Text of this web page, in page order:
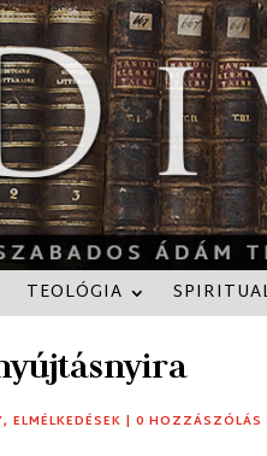
TEOLÓGIA
,ELMÉLKEDÉSEK |0 HOZZÁSZÓLÁS